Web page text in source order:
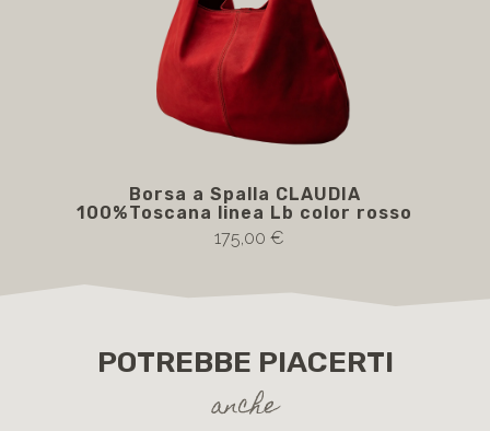
Borsa a Spalla CLAUDIA
100%Toscana linea Lb color rosso
175,00 €
POTREBBE PIACERTI
anche